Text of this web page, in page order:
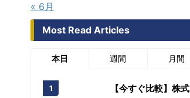
« 6月
Most Read Articles
本日 週間 月間
【今すぐ比較】株式